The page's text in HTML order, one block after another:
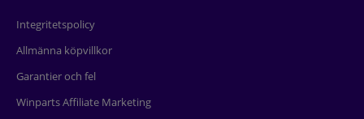
Integritetspolicy
Allmänna köpvillkor
Garantier och fel
Winparts Affiliate Marketing